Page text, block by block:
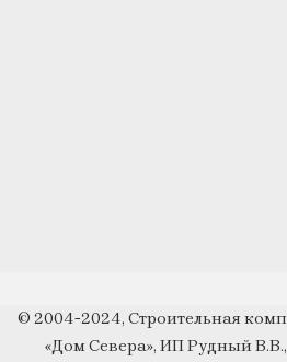
© 2004-2024, Строительная
«Дом Севера», ИП Рудный